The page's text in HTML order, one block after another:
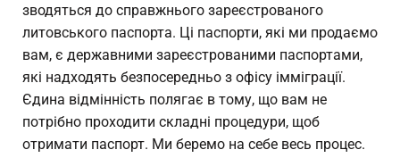
зводяться до справжнього зареєстрованого
литовського паспорта. Ці паспорти, які ми продаємо
вам, є державними зареєстрованими паспортами,
які надходять безпосередньо з офісу імміграції.
Єдина відмінність полягає в тому, що вам не
потрібно проходити складні процедури, щоб
отримати паспорт. Ми беремо на себе весь процес.